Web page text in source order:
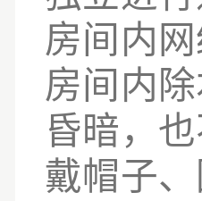
房间内
房间内
昏暗，
戴帽子